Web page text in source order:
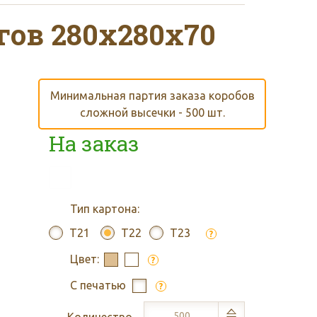
на сумму от 30 000
от 3 дней
или чертежам
280x280x70
Минимальная партия заказа коробов
сложной высечки - 500 шт.
На заказ
Тип картона:
T21
T22 T23 ?
Цвет: ?
С печатью ?